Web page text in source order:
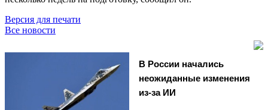
Версия для печати
Все новости
В России начались
неожиданные изменения
из-за ИИ